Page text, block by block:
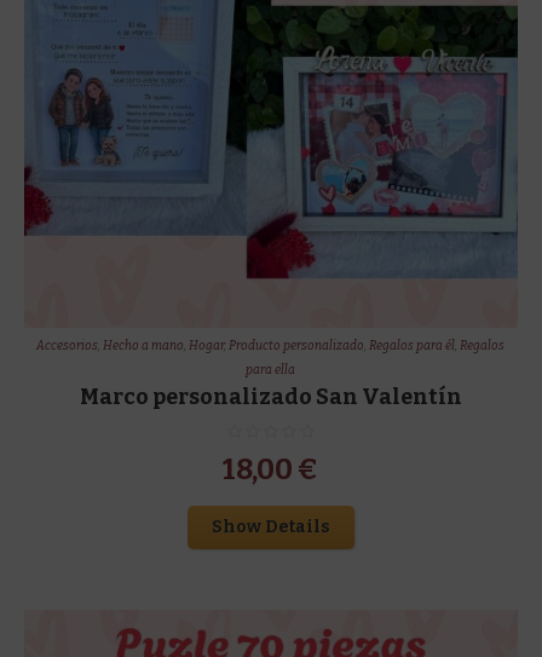
Accesorios,Hecho a mano,Hogar,Producto personalizado,Regalos para él,Regalos
para ella
Marco personalizado San Valentín
18,00 €
Show Details